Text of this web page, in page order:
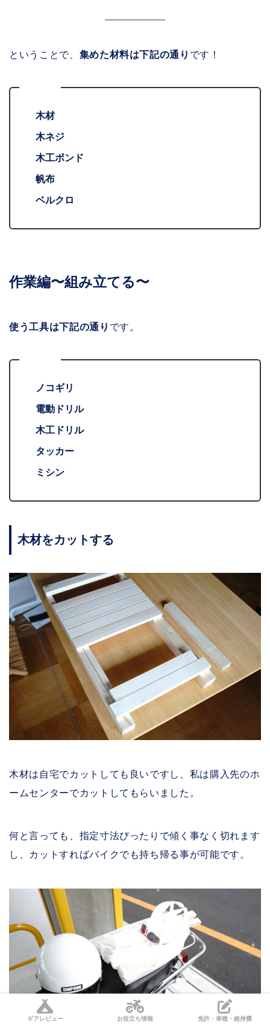
ということで、 集めた材料は下記の通り です！
木材
木ネジ
木工ボンド
帆布
ベルクロ
作業編〜組み立てる〜
使う工具は下記の通り です。
ノコギリ
電動ドリル
木工ドリル
タッカー
ミシン
木材をカットする
木材は自宅でカットしても良いですし、私は購入先のホ
ームセンターでカットしてもらいました。
何と言っても、指定寸法ぴったりで傾く事なく切れます
し、カットすればバイクでも持ち帰る事が可能です。
ギアレビュー お役立ち情報 免許・車種・維持費